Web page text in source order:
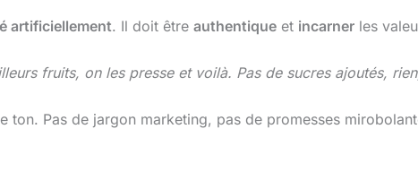
artificiellement. Il doit être authentique et incarner les
fruits, on les presse et voilà. Pas de sucres ajoutés,
Pas de jargon marketing, pas de promesses